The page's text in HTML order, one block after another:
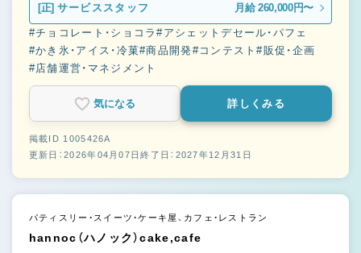
[正] サービススタッフ 月給 260,000円〜
#チョコレート・ショコラ#アシェットデセール・パフェ
#かき氷・アイス・冷菓#商品開発#コンテスト#販促・企画
#店舗運営・マネジメント
気になる 詳しくみる
掲載ID 1005426A
更新日：2026年04月07日終了日：2027年12月31日
パティスリー・スイーツ・ケーキ屋、カフェ・レストラン
hannoc（ハノック）cake,cafe